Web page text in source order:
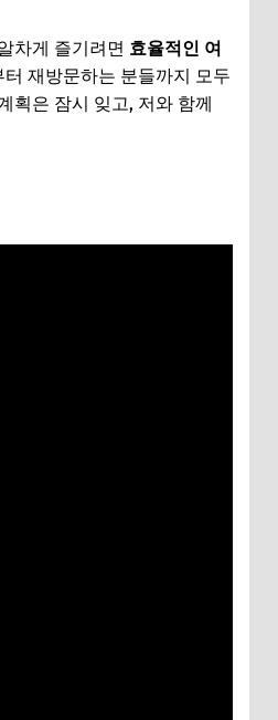
차게 즐기려면 효율적인 여
재방문하는 분들까지 모두
획은 잠시 잊고, 저와 함께